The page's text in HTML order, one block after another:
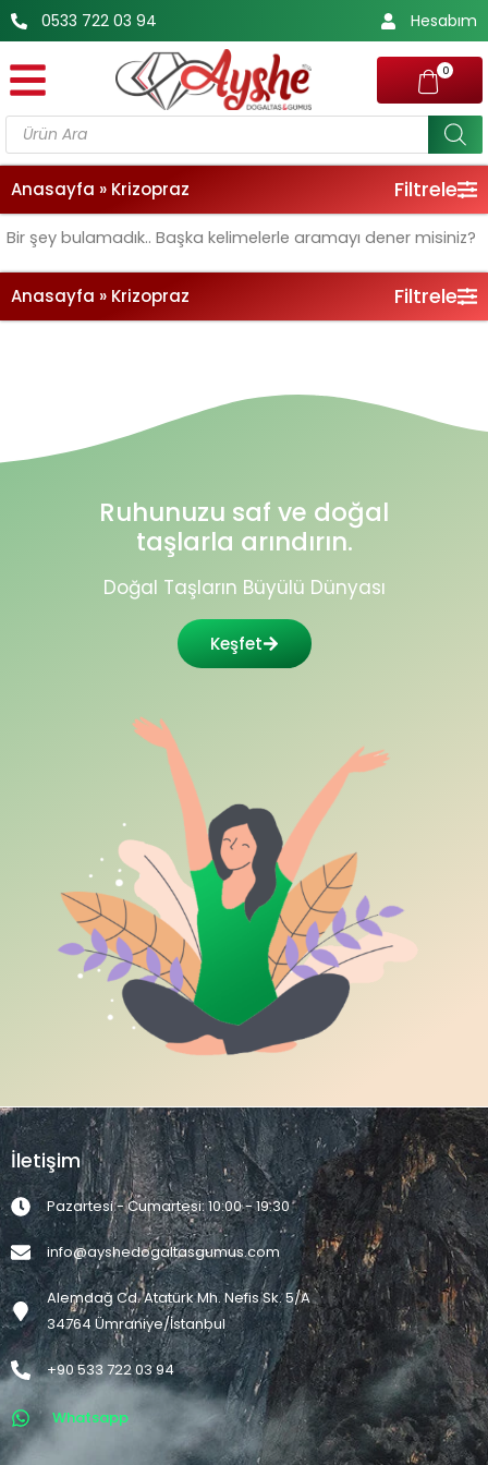
İçeriğe
atla
0533 722 03 94 Hesabım
0
Products
search
Anasayfa » Krizopraz Filtrele
Bir şey bulamadık.. Başka kelimelerle aramayı dener misiniz?
Anasayfa » Krizopraz Filtrele
Ruhunuzu saf ve doğal
taşlarla arındırın.
Doğal Taşların Büyülü Dünyası
Keşfet
İletişim
Pazartesi - Cumartesi: 10:00 - 19:30
info@ayshedogaltasgumus.com
Alemdağ Cd. Atatürk Mh. Nefis Sk. 5/A
34764 Ümraniye/İstanbul
+90 533 722 03 94
Whatsapp